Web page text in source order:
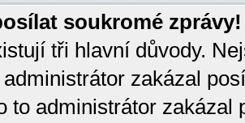
soukromé zprávy!
tři hlavní důvody.
zakázal
to administrátor zakázal